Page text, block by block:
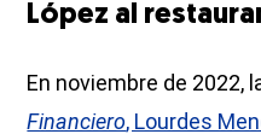
López al
En noviembre de 2022,
Financiero, Lourdes